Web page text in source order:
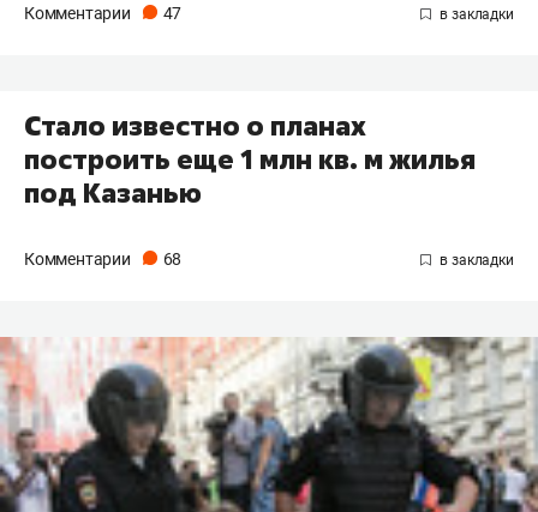
Комментарии 47
Стало известно о планах
построить еще 1 млн кв. м жилья
под Казанью
Комментарии 68